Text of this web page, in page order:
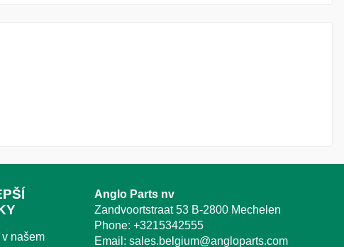
našem
Anglo Parts nv
Zandvoortstraat 53 B-2800 Mechelen
Phone: +3215342555
Email: sales.belgium@angloparts.com